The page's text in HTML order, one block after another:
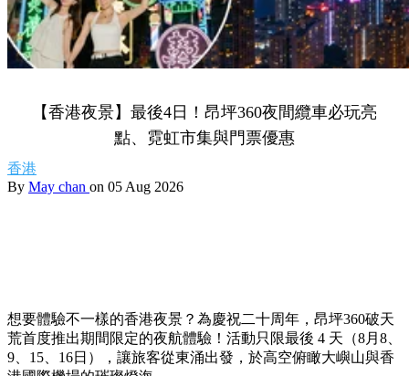
【香港夜景】最後4日！昂坪360夜間纜車必玩亮
點、霓虹市集與門票優惠
香港
By May chan on 05 Aug 2026
想要體驗不一樣的香港夜景？為慶祝二十周年，昂坪360破天
荒首度推出期間限定的夜航體驗！活動只限最後 4 天（8月8、
9、15、16日），讓旅客從東涌出發，於高空俯瞰大嶼山與香